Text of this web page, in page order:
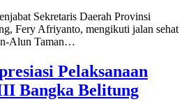
Sekretaris Daerah Provinsi
Fery Afriyanto, mengikuti jalan sehat
Alun Taman…
Pelaksanaan
Bangka Belitung